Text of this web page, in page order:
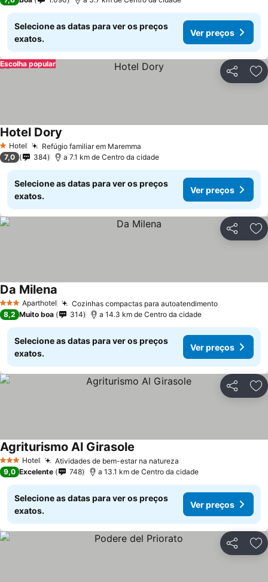
Selecione as datas para ver os preços
exatos.
Ver preços
Partilhar
Escolha popular
1 Estrelas
Hotel Refúgio familiar em Maremma
Hotel Dory
7,0 384 a 7.1 km de Centro da cidade
Selecione as datas para ver os preços
exatos.
Ver preços
Partilhar
3 EstrelasAparthotel Cozinhas compactas para autoatendimento
Da Milena
8,2 Muito boa 314 a 14.3 km de Centro da cidade
Selecione as datas para ver os preços
exatos.
Ver preços
Partilhar
3 EstrelasHotel Atividades de bem-estar na natureza
Agriturismo Al Girasole
9,0 Excelente 748 a 13.1 km de Centro da cidade
Selecione as datas para ver os preços
exatos.
Ver preços
Partilhar